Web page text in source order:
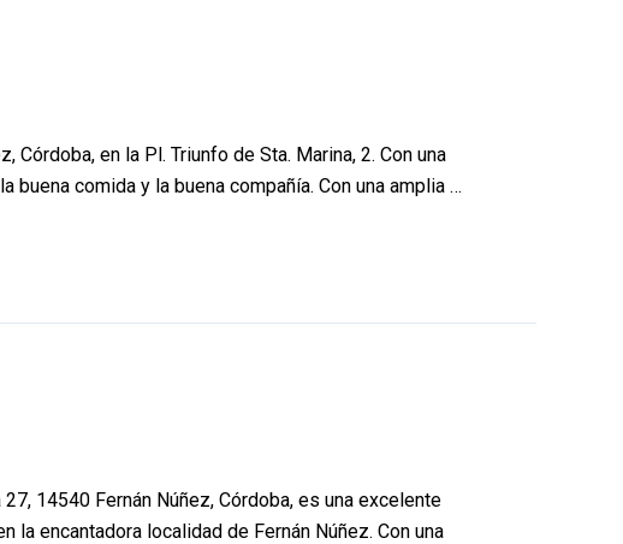
en la Pl. Triunfo de Sta. Marina, 2. Con una
comida y la buena compañía. Con una amplia …
14540 Fernán Núñez, Córdoba, es una excelente
encantadora localidad de Fernán Núñez. Con una